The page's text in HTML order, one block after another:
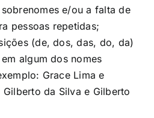
e/ou a falta de
pessoas repetidas;
(de, dos, das, do, da)
algum dos nomes
Grace Lima e
Gilberto da Silva e Gilberto